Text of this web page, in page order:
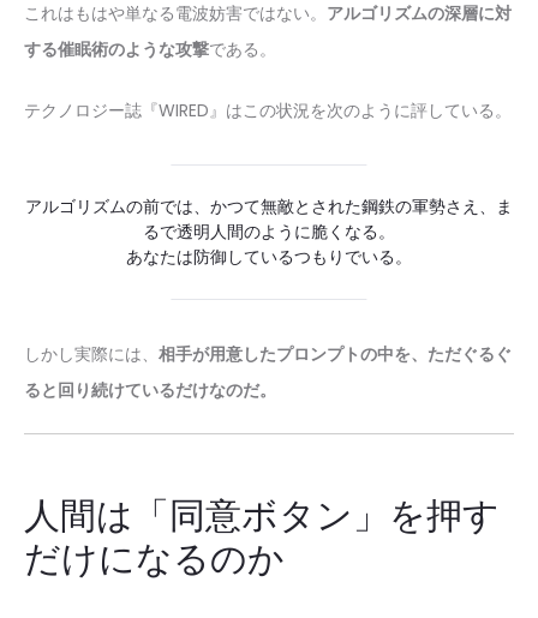
これはもはや単なる電波妨害ではない。 アルゴリズムの深層に対
する催眠術のような攻撃である。
テクノロジー誌『WIRED』はこの状況を次のように評している。
アルゴリズムの前では、かつて無敵とされた鋼鉄の軍勢さえ、ま
るで透明人間のように脆くなる。
あなたは防御しているつもりでいる。
しかし実際には、 相手が用意したプロンプトの中を、ただぐるぐ
ると回り続けているだけなのだ。
人間は「同意ボタン」を押す
だけになるのか